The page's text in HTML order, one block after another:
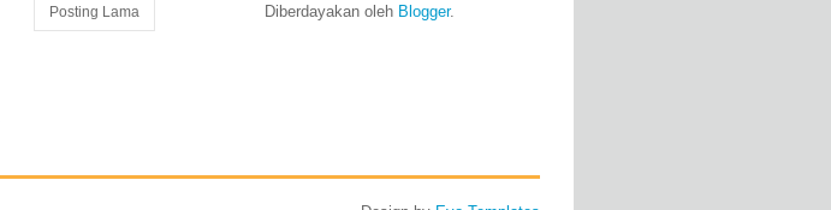
Posting Lama Diberdayakan oleh Blogger.